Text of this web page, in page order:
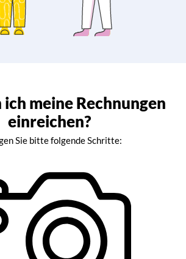
meine Rechnungen
einreichen?
Sie bitte folgende Schritte: